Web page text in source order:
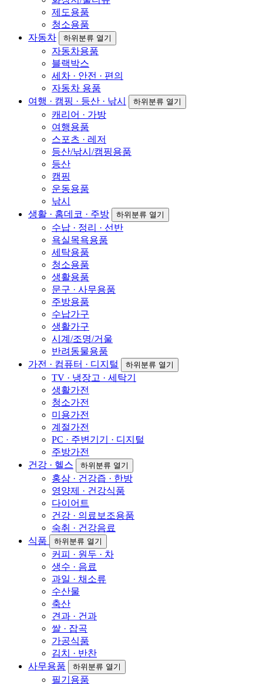
제도용품
청소용품
자동차
하위분류 열기
자동차용품
블랙박스
세차 · 안전 · 편의
자동차 용품
여행 · 캠핑 · 등산 · 낚시
하위분류 열기
캐리어 · 가방
여행용품
스포츠 · 레저
등산/낚시/캠핑용품
등산
캠핑
운동용품
낚시
생활 · 홈데코 · 주방
하위분류 열기
수납 · 정리 · 선반
욕실목욕용품
세탁용품
청소용품
생활용품
문구 · 사무용품
주방용품
수납가구
생활가구
시계/조명/거울
반려동물용품
가전 · 컴퓨터 · 디지털
하위분류 열기
TV · 냉장고 · 세탁기
생활가전
청소가전
미용가전
계절가전
PC · 주변기기 · 디지털
주방가전
건강 · 헬스
하위분류 열기
홍삼 · 건강즙 · 한방
영양제 · 건강식품
다이어트
건강 · 의료보조용품
숙취 · 건강음료
식품
하위분류 열기
커피 · 원두 · 차
생수 · 음료
과일 · 채소류
수산물
축산
견과 · 건과
쌀 · 잡곡
가공식품
김치 · 반찬
사무용품
하위분류 열기
필기용품